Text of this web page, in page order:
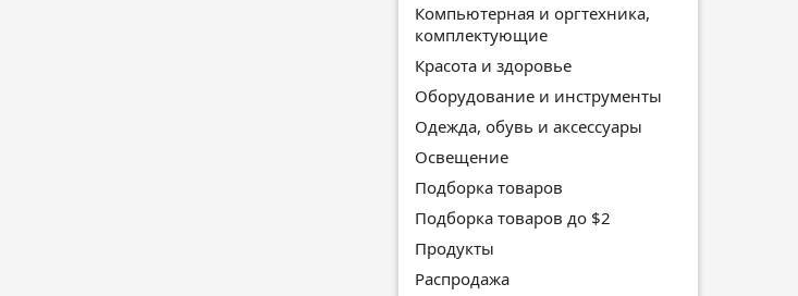
Компьютерная и оргтехника,
комплектующие
Красота и здоровье
Оборудование и инструменты
Одежда, обувь и аксессуары
Освещение
Подборка товаров
Подборка товаров до $2
Продукты
Распродажа